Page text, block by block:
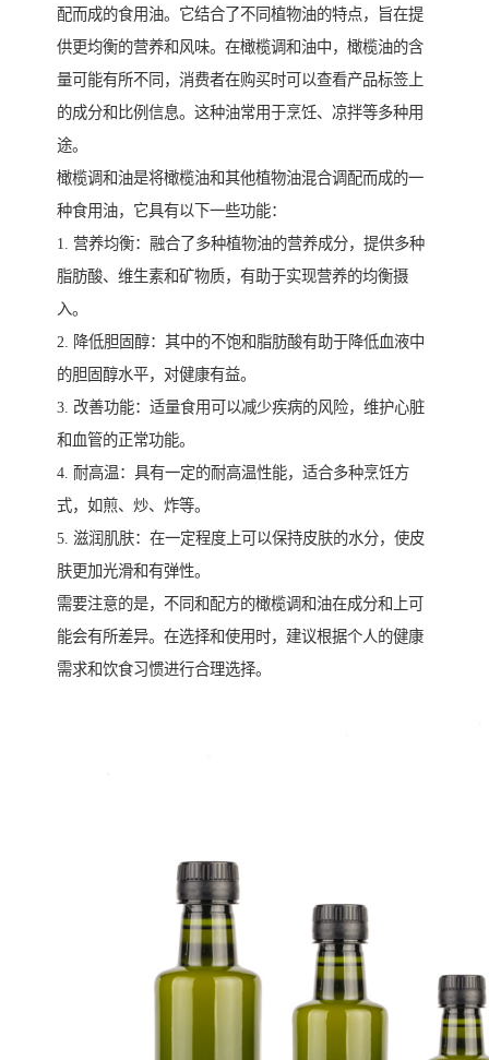
配而成的食用油。它结合了不同植物油的特点，旨在提
供更均衡的营养和风味。在橄榄调和油中，橄榄油的含
量可能有所不同，消费者在购买时可以查看产品标签上
的成分和比例信息。这种油常用于烹饪、凉拌等多种用
途。
橄榄调和油是将橄榄油和其他植物油混合调配而成的一
种食用油，它具有以下一些功能：
1. 营养均衡：融合了多种植物油的营养成分，提供多种
脂肪酸、维生素和矿物质，有助于实现营养的均衡摄
入。
2. 降低胆固醇：其中的不饱和脂肪酸有助于降低血液中
的胆固醇水平，对健康有益。
3. 改善功能：适量食用可以减少疾病的风险，维护心脏
和血管的正常功能。
4. 耐高温：具有一定的耐高温性能，适合多种烹饪方
式，如煎、炒、炸等。
5. 滋润肌肤：在一定程度上可以保持皮肤的水分，使皮
肤更加光滑和有弹性。
需要注意的是，不同和配方的橄榄调和油在成分和上可
能会有所差异。在选择和使用时，建议根据个人的健康
需求和饮食习惯进行合理选择。